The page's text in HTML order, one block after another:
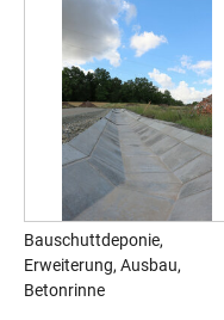
Bauschuttdeponie,
Erweiterung, Ausbau,
Betonrinne